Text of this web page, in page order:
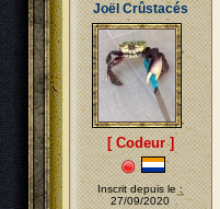
Joël Crûstacés
[ Codeur ]
Inscrit depuis le :
27/09/2020